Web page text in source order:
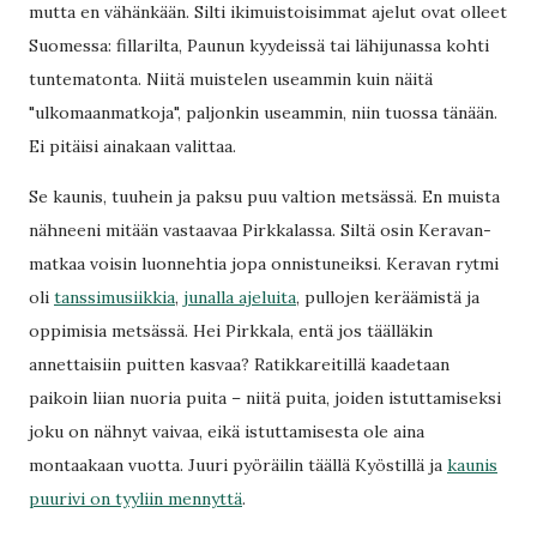
mutta en vähänkään. Silti ikimuistoisimmat ajelut ovat olleet
Suomessa: fillarilta, Paunun kyydeissä tai lähijunassa kohti
tuntematonta. Niitä muistelen useammin kuin näitä
"ulkomaanmatkoja", paljonkin useammin, niin tuossa tänään.
Ei pitäisi ainakaan valittaa.
Se kaunis, tuuhein ja paksu puu valtion metsässä. En muista
nähneeni mitään vastaavaa Pirkkalassa. Siltä osin Keravan-
matkaa voisin luonnehtia jopa onnistuneiksi. Keravan rytmi
oli tanssimusiikkia, junalla ajeluita, pullojen keräämistä ja
oppimisia metsässä. Hei Pirkkala, entä jos täälläkin
annettaisiin puitten kasvaa? Ratikkareitillä kaadetaan
paikoin liian nuoria puita – niitä puita, joiden istuttamiseksi
joku on nähnyt vaivaa, eikä istuttamisesta ole aina
montaakaan vuotta. Juuri pyöräilin täällä Kyöstillä ja kaunis
puurivi on tyyliin mennyttä.